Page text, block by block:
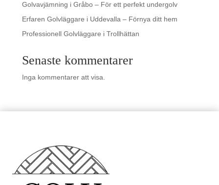
Golvavjämning i Gråbo – För ett perfekt undergolv
Erfaren Golvläggare i Uddevalla – Förnya ditt hem
Professionell Golvläggare i Trollhättan
Senaste kommentarer
Inga kommentarer att visa.